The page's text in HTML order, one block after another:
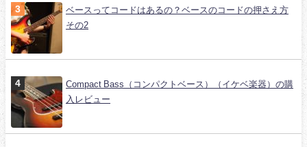
ベースってコードはあるの？ベースのコードの押さえ方
その2
Compact Bass（コンパクトベース）（イケベ楽器）の購
入レビュー